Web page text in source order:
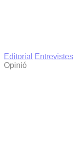
Editorial
Entrevistes
Opinió